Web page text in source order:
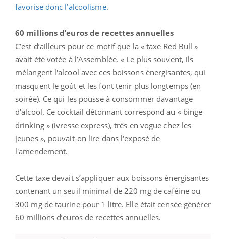
favorise donc l’alcoolisme.
60 millions d’euros de recettes annuelles
C’est d’ailleurs pour ce motif que la « taxe Red Bull »
avait été votée à l’Assemblée. « Le plus souvent, ils
mélangent l'alcool avec ces boissons énergisantes, qui
masquent le goût et les font tenir plus longtemps (en
soirée). Ce qui les pousse à consommer davantage
d'alcool. Ce cocktail détonnant correspond au « binge
drinking » (ivresse express), très en vogue chez les
jeunes », pouvait-on lire dans l'exposé de
l'amendement.
Cette taxe devait s’appliquer aux boissons énergisantes
contenant un seuil minimal de 220 mg de caféine ou
300 mg de taurine pour 1 litre. Elle était censée générer
60 millions d’euros de recettes annuelles.